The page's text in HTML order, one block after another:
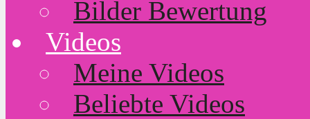
Bilder Bewertung
Videos
Meine Videos
Beliebte Videos